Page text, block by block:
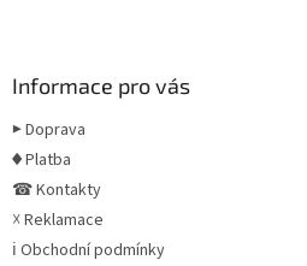
Informace pro vás
▶ Doprava
♦ Platba
☎ Kontakty
☓ Reklamace
ℹ Obchodní podmínky